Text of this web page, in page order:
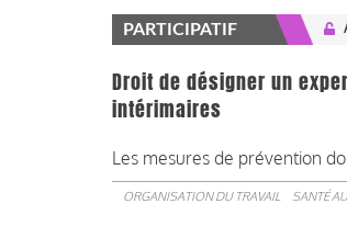
PARTICIPATIF
Droit de désigner un
intérimaires
Les mesures de prévention
ORGANISATION DU TRAVAIL SANTÉ